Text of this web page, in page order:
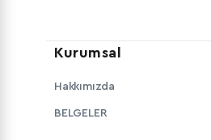
Kurumsal
Hakkımızda
BELGELER